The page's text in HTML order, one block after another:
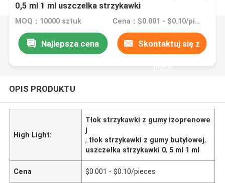
0,5 ml 1 ml uszczelka strzykawki
MOQ：10000 sztuk Cena：$0.001 - $0.10/pieces
Najlepsza cena Skontaktuj się z
nami
OPIS PRODUKTU
High Light:
Tłok strzykawki z gumy izoprenowe
j
, tłok strzykawki z gumy butylowej,
uszczelka strzykawki 0, 5 ml 1 ml
Cena $0.001 - $0.10/pieces